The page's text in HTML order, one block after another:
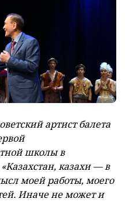
артист балета
школы в
казахи — в
моей работы, моего
Иначе не может и